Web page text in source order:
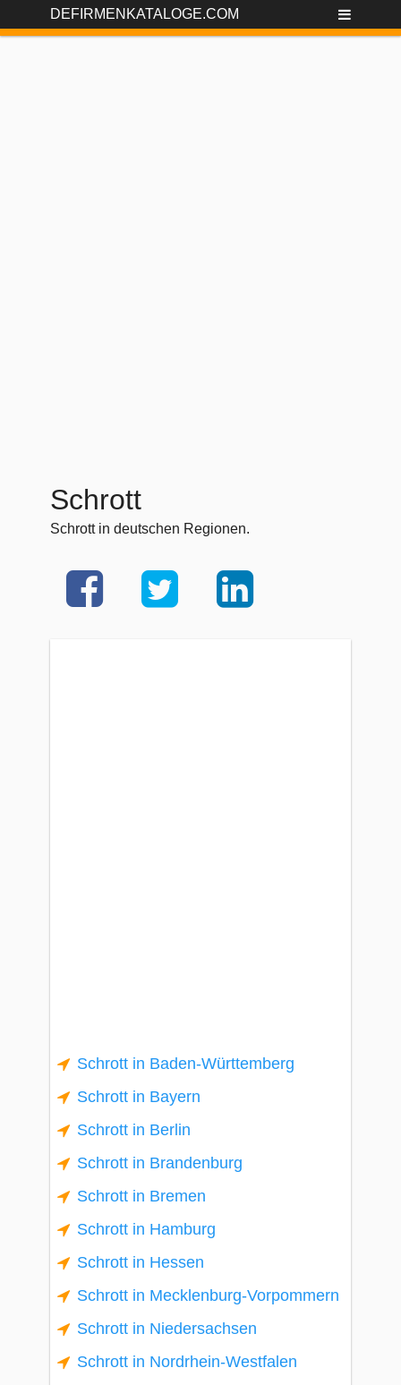
DEFIRMENKATALOGE.COM
Schrott
Schrott in deutschen Regionen.
Schrott in Baden-Württemberg
Schrott in Bayern
Schrott in Berlin
Schrott in Brandenburg
Schrott in Bremen
Schrott in Hamburg
Schrott in Hessen
Schrott in Mecklenburg-Vorpommern
Schrott in Niedersachsen
Schrott in Nordrhein-Westfalen